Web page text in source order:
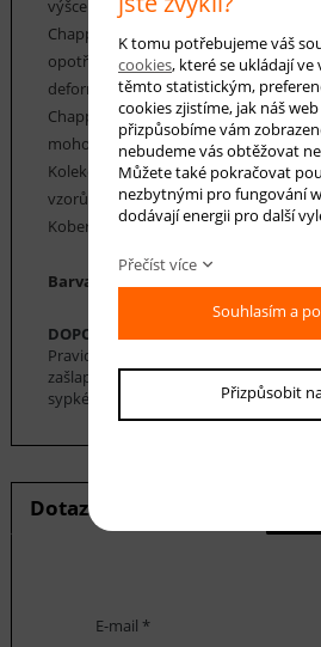
výšce vlasu 9 mm a hmotnosti cca
Chappe se vyznačují především velmi
opotřebení, vláken, která jsou pružná
deformaci. Údržba koberců Chappe je
Chappe mají vysoký koeficient
mohou být použity v místnostech s
Kolekce koberců Chappe nabízí řadu
vzorů, včetně geometrických,
Koberce Chappe nabízíme v
Barva koberce: hnědá, béžová,
DOPORUČENÁ ÚDRŽBA:
Pravidelné vysávání nečistot z
zašlapání do koberce. Pro hloubkové
sypké čističe koberců. Koberec se
Dotaz na produkt
E-mail *
K tomu potřebujeme váš
cookies, které se ukládají ve
těmto statistickým,
cookies zjistíme, jak náš
přizpůsobíme vám
nebudeme vás obtěžovat
Můžete také pokračovat
nezbytnými pro fungování
dodávají energii pro další
Přečíst více
Souhlasím a
Přizpůsobit